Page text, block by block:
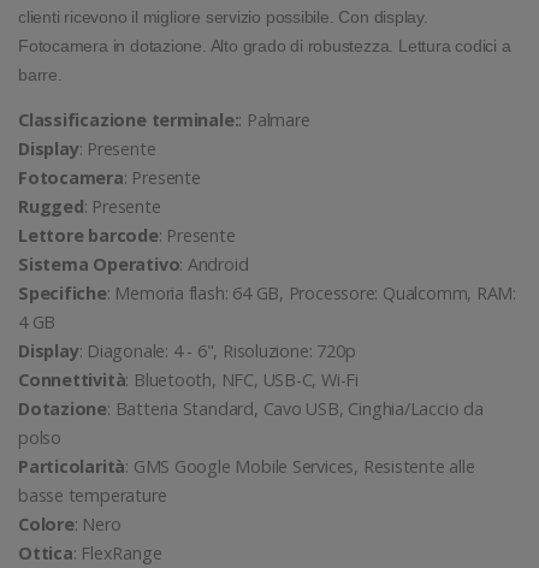
clienti ricevono il migliore servizio possibile. Con display.
Fotocamera in dotazione. Alto grado di robustezza. Lettura codici a
barre.
Classificazione terminale:: Palmare
Display: Presente
Fotocamera: Presente
Rugged: Presente
Lettore barcode: Presente
Sistema Operativo: Android
Specifiche: Memoria flash: 64 GB, Processore: Qualcomm, RAM:
4 GB
Display: Diagonale: 4 - 6", Risoluzione: 720p
Connettività: Bluetooth, NFC, USB-C, Wi-Fi
Dotazione: Batteria Standard, Cavo USB, Cinghia/Laccio da
polso
Particolarità: GMS Google Mobile Services, Resistente alle
basse temperature
Colore: Nero
Ottica: FlexRange